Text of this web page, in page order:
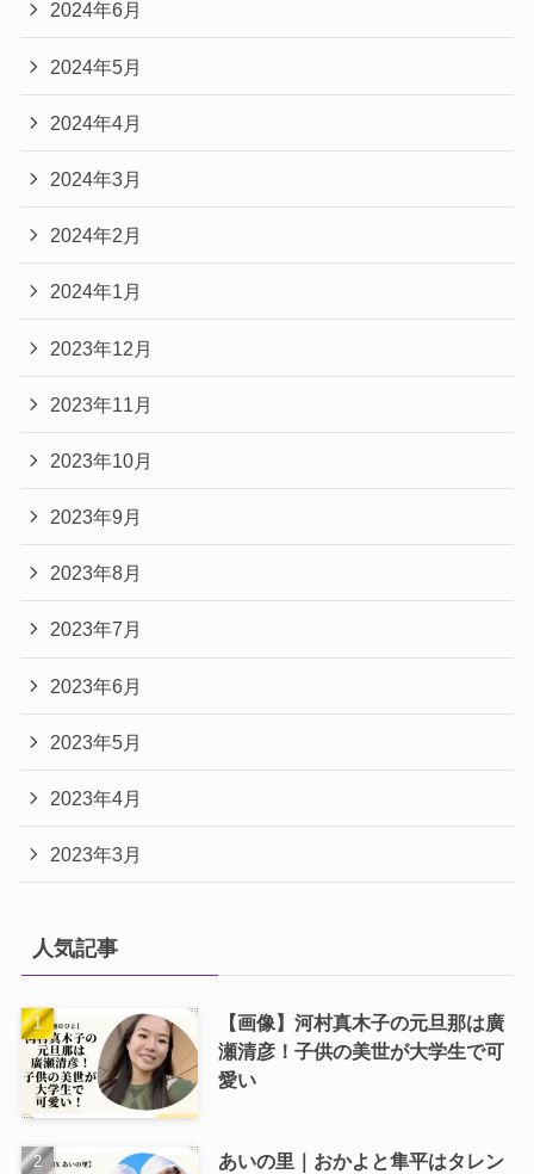
2024年6月
2024年5月
2024年4月
2024年3月
2024年2月
2024年1月
2023年12月
2023年11月
2023年10月
2023年9月
2023年8月
2023年7月
2023年6月
2023年5月
2023年4月
2023年3月
人気記事
【画像】河村真木子の元旦那は廣
瀬清彦！子供の美世が大学生で可
愛い
あいの里｜おかよと隼平はタレン